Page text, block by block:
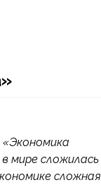
мире сложилась
сложная